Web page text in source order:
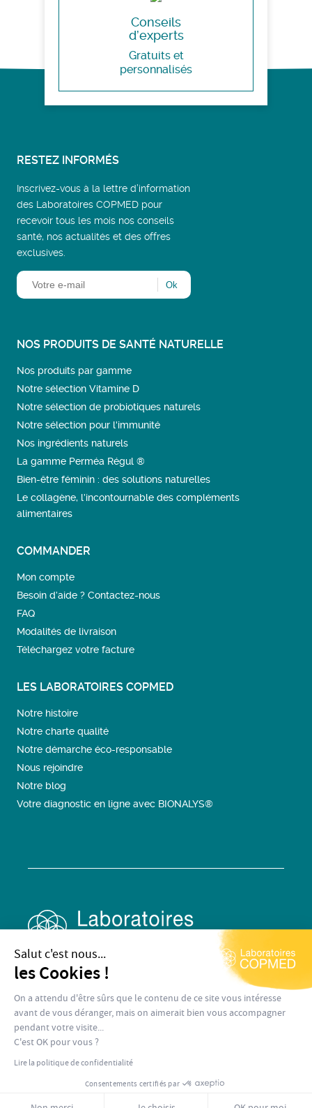
Salut c'est nous...
les Cookies !
On a attendu d'être sûrs que le contenu de ce site vous intéresse
avant de vous déranger, mais on aimerait bien vous accompagner
pendant votre visite...
C'est OK pour vous ?
Lire la politique de confidentialité
Consentements certifiés par
Conseils
d’experts
Gratuits et
personnalisés
RESTEZ INFORMÉS
Inscrivez-vous à la lettre d’information
des Laboratoires COPMED pour
recevoir tous les mois nos conseils
santé, nos actualités et des offres
exclusives.
NOS PRODUITS DE SANTÉ NATURELLE
Nos produits par gamme
Notre sélection Vitamine D
Notre sélection de probiotiques naturels
Notre sélection pour l'immunité
Nos ingrédients naturels
La gamme Perméa Régul ®
Bien-être féminin : des solutions naturelles
Le collagène, l’incontournable des compléments
alimentaires
COMMANDER
Mon compte
Besoin d’aide ? Contactez-nous
FAQ
Modalités de livraison
Téléchargez votre facture
LES LABORATOIRES COPMED
Notre histoire
Notre charte qualité
Notre démarche éco-responsable
Nous rejoindre
Notre blog
Votre diagnostic en ligne avec BIONALYS®
Mentions légales
Copyright © Laboratoires COPMED